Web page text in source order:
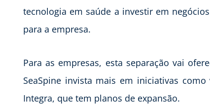
tecnologia em saúde a investir em
para a empresa.
Para as empresas, esta separação vai
SeaSpine invista mais em iniciativas
Integra, que tem planos de expansão.